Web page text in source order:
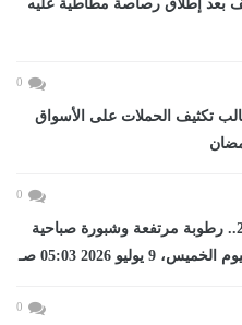
بعد إطلاق رصاصة مطاطية عليه
0
تكثيف الحملات على الأسواق
0
طقس الخميس 9 يوليو 2026.. رطوبة مرتفعة وشبورة صباحية
2026 05:03 صـ
0